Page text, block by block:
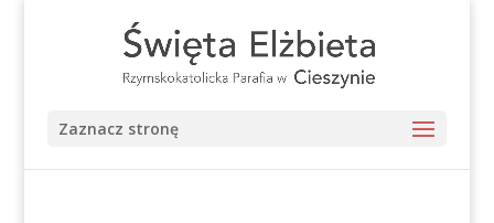
Zaznacz stronę